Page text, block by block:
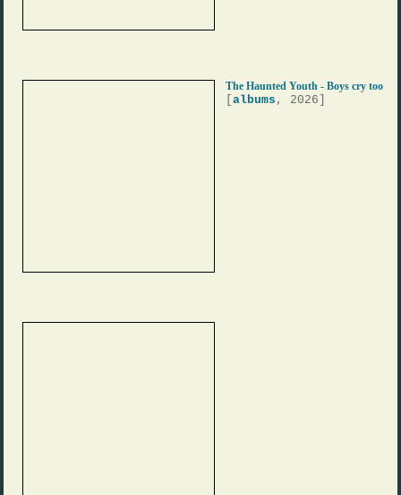
The Haunted Youth - Boys cry too
[albums , 2026]